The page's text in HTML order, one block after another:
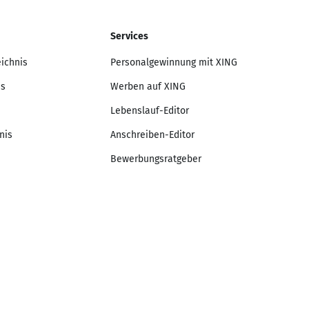
Services
Personalgewinnung mit XING
Werben auf XING
Lebenslauf-Editor
Anschreiben-Editor
Bewerbungsratgeber